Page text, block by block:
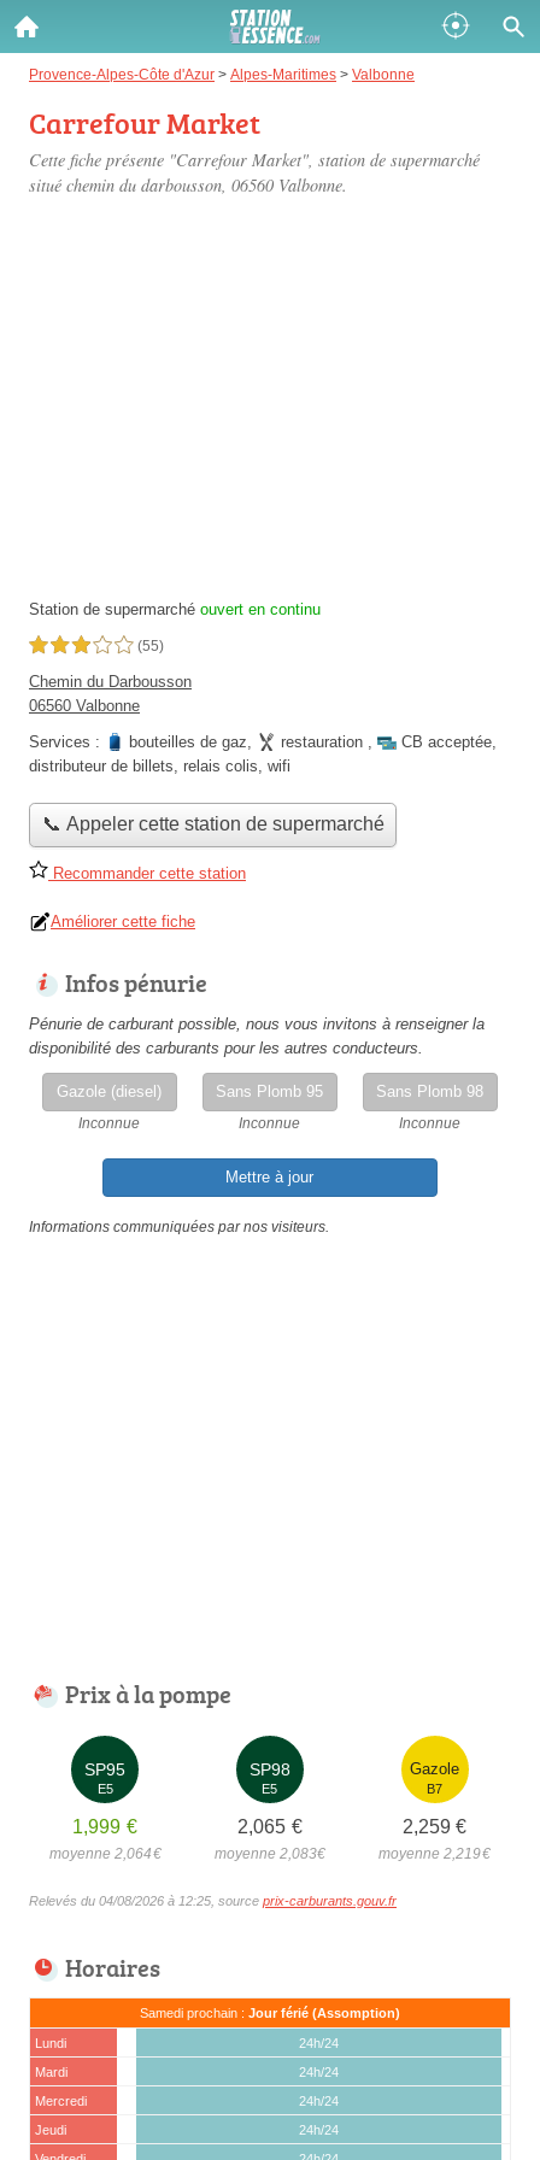
Provence-Alpes-Côte d'Azur > Alpes-Maritimes > Valbonne
Carrefour Market
Cette fiche présente "Carrefour Market", station de supermarché
situé chemin du darbousson, 06560 Valbonne.
Station de supermarché ouvert en continu
3,0 étoiles sur 5 (55)
Chemin du Darbousson
06560 Valbonne
Services :
bouteilles de gaz, restauration , CB acceptée,
distributeur de billets, relais colis, wifi
📞 Appeler cette station de supermarché
Recommander cette station
Améliorer cette fiche
Infos pénurie
Pénurie de carburant possible, nous vous invitons à renseigner la
disponibilité des carburants pour les autres conducteurs.
Gazole (diesel)
Inconnue
Sans Plomb 95
Inconnue
Sans Plomb 98
Inconnue
Mettre à jour
Informations communiquées par nos visiteurs.
Prix à la pompe
SP95
E5
1,999 €
moyenne 2,064€
SP98
E5
2,065 €
moyenne 2,083€
Gazole
B7
2,259 €
moyenne 2,219€
Relevés du 04/08/2026 à 12:25, source prix-carburants.gouv.fr
Horaires
Samedi prochain : Jour férié (Assomption)
Lundi
24h/24
Mardi
24h/24
Mercredi
24h/24
Jeudi
24h/24
Gazole :
Disponible
SP 98 :